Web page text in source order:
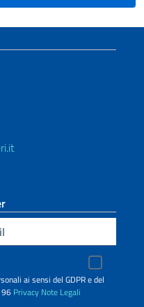
ai sensi del GDPR e del
Privacy Note Legali